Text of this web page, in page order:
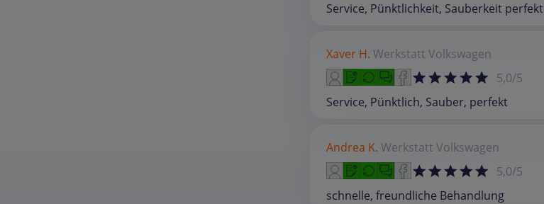
Service, Pünktlichkeit, Sauberkeit perfekt
Xaver H. Werkstatt Volkswagen
5,0/5
Service, Pünktlich, Sauber, perfekt
Andrea K. Werkstatt Volkswagen
5,0/5
schnelle, freundliche Behandlung